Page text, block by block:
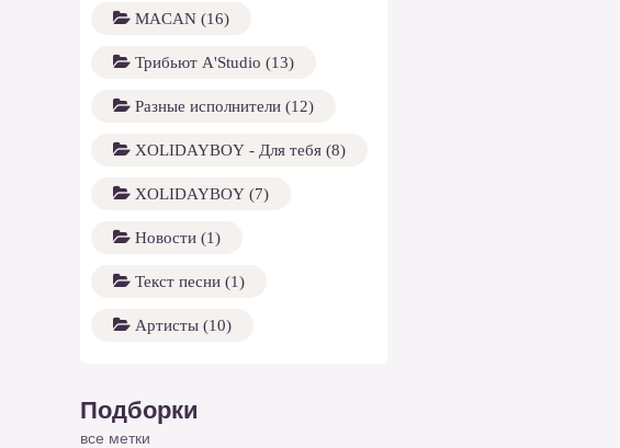
MACAN (16)
Трибьют A'Studio (13)
Разные исполнители (12)
XOLIDAYBOY - Для тебя (8)
XOLIDAYBOY (7)
Новости (1)
Текст песни (1)
Артисты (10)
Подборки
все метки